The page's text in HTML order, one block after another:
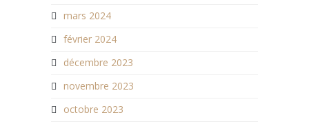
mars 2024
février 2024
décembre 2023
novembre 2023
octobre 2023